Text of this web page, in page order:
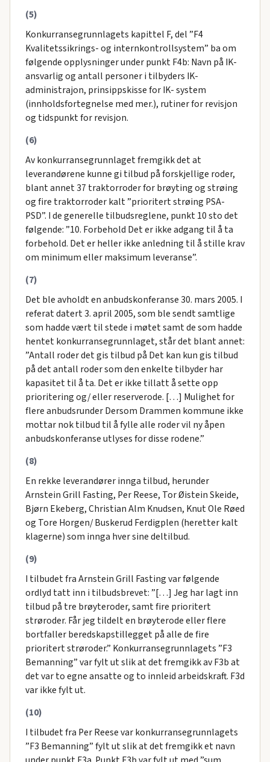
(5)
Konkurransegrunnlagets kapittel F, del ”F4
Kvalitetssikrings- og internkontrollsystem” ba om
følgende opplysninger under punkt F4b: Navn på IK-
ansvarlig og antall personer i tilbyders IK-
administrajon, prinsippskisse for IK- system
(innholdsfortegnelse med mer.), rutiner for revisjon
og tidspunkt for revisjon.
(6)
Av konkurransegrunnlaget fremgikk det at
leverandørene kunne gi tilbud på forskjellige roder,
blant annet 37 traktorroder for brøyting og strøing
og fire traktorroder kalt ”prioritert strøing PSA-
PSD”. I de generelle tilbudsreglene, punkt 10 sto det
følgende: ”10. Forbehold Det er ikke adgang til å ta
forbehold. Det er heller ikke anledning til å stille krav
om minimum eller maksimum leveranse”.
(7)
Det ble avholdt en anbudskonferanse 30. mars 2005. I
referat datert 3. april 2005, som ble sendt samtlige
som hadde vært til stede i møtet samt de som hadde
hentet konkurransegrunnlaget, står det blant annet:
”Antall roder det gis tilbud på Det kan kun gis tilbud
på det antall roder som den enkelte tilbyder har
kapasitet til å ta. Det er ikke tillatt å sette opp
prioritering og/ eller reserverode. […] Mulighet for
flere anbudsrunder Dersom Drammen kommune ikke
mottar nok tilbud til å fylle alle roder vil ny åpen
anbudskonferanse utlyses for disse rodene.”
(8)
En rekke leverandører innga tilbud, herunder
Arnstein Grill Fasting, Per Reese, Tor Øistein Skeide,
Bjørn Ekeberg, Christian Alm Knudsen, Knut Ole Røed
og Tore Horgen/ Buskerud Ferdigplen (heretter kalt
klagerne) som innga hver sine deltilbud.
(9)
I tilbudet fra Arnstein Grill Fasting var følgende
ordlyd tatt inn i tilbudsbrevet: ”[…] Jeg har lagt inn
tilbud på tre brøyteroder, samt fire prioritert
strøroder. Får jeg tildelt en brøyterode eller flere
bortfaller beredskapstillegget på alle de fire
prioritert strøroder.” Konkurransegrunnlagets ”F3
Bemanning” var fylt ut slik at det fremgikk av F3b at
det var to egne ansatte og to innleid arbeidskraft. F3d
var ikke fylt ut.
(10)
I tilbudet fra Per Reese var konkurransegrunnlagets
”F3 Bemanning” fylt ut slik at det fremgikk et navn